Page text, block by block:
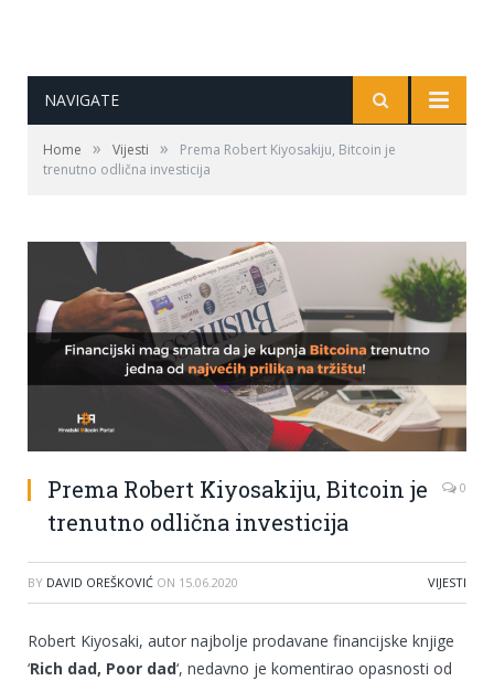
NAVIGATE
Home » Vijesti »
Prema Robert Kiyosakiju, Bitcoin je
trenutno odlična investicija
Prema Robert Kiyosakiju, Bitcoin je
trenutno odlična investicija
0
BY DAVID OREŠKOVIĆ ON 15.06.2020 VIJESTI
Robert Kiyosaki, autor najbolje prodavane financijske knjige
‘Rich dad, Poor dad‘, nedavno je komentirao opasnosti od